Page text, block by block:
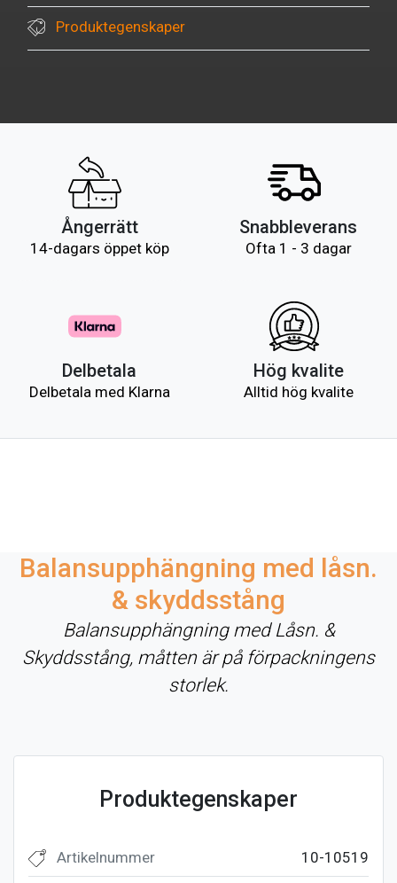
Produktegenskaper
Ångerrätt
14-dagars öppet köp
Snabbleverans
Ofta 1 - 3 dagar
Delbetala
Delbetala med Klarna
Hög kvalite
Alltid hög kvalite
Balansupphängning med låsn.
& skyddsstång
Balansupphängning med Låsn. &
Skyddsstång, måtten är på förpackningens
storlek.
Produktegenskaper
10-10519
Artikelnummer